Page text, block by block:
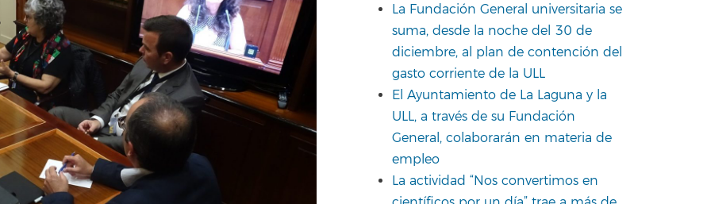
La Fundación General universitaria se
suma, desde la noche del 30 de
diciembre, al plan de contención del
gasto corriente de la ULL
El Ayuntamiento de La Laguna y la
ULL, a través de su Fundación
General, colaborarán en materia de
empleo
La actividad “Nos convertimos en